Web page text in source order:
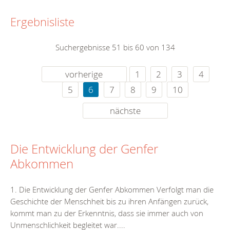
Ergebnisliste
Suchergebnisse 51 bis 60 von 134
vorherige 1 2 3
4
5
6 7 8 9
10
nächste
Die Entwicklung der Genfer
Abkommen
1. Die Entwicklung der Genfer Abkommen Verfolgt man die
Geschichte der Menschheit bis zu ihren Anfängen zurück,
kommt man zu der Erkenntnis, dass sie immer auch von
Unmenschlichkeit begleitet war....